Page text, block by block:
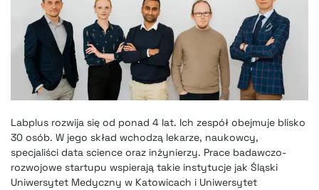
Labplus rozwija się od ponad 4 lat. Ich zespół obejmuje blisko
30 osób. W jego skład wchodzą lekarze, naukowcy,
specjaliści data science oraz inżynierzy. Prace badawczo-
rozwojowe startupu wspierają takie instytucje jak Śląski
Uniwersytet Medyczny w Katowicach i Uniwersytet